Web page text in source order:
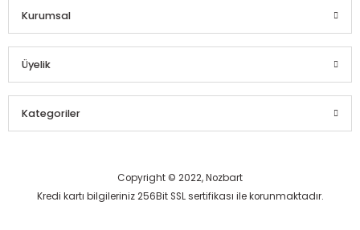
Kurumsal
Üyelik
Kategoriler
Copyright © 2022, Nozbart
Kredi kartı bilgileriniz 256Bit SSL sertifikası ile korunmaktadır.